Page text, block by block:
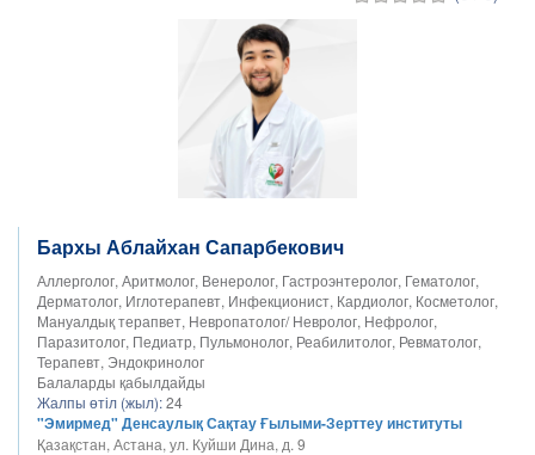
Бархы Аблайхан Сапарбекович
Аллерголог, Аритмолог, Венеролог, Гастроэнтеролог, Гематолог,
Дерматолог, Иглотерапевт, Инфекционист, Кардиолог, Косметолог,
Мануалдық терапвет, Невропатолог/ Невролог, Нефролог,
Паразитолог, Педиатр, Пульмонолог, Реабилитолог, Ревматолог,
Терапевт, Эндокринолог
Балаларды қабылдайды
Жалпы өтіл (жыл):24
"Эмирмед" Денсаулық Сақтау Ғылыми-Зерттеу институты
Қазақстан, Астана, ул. Куйши Дина, д. 9